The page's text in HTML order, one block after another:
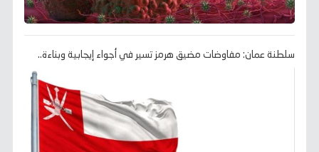
سلطنة عمان: مفاوضات مضيق هرمز تسير في أجواء إيجابية وبناءة..